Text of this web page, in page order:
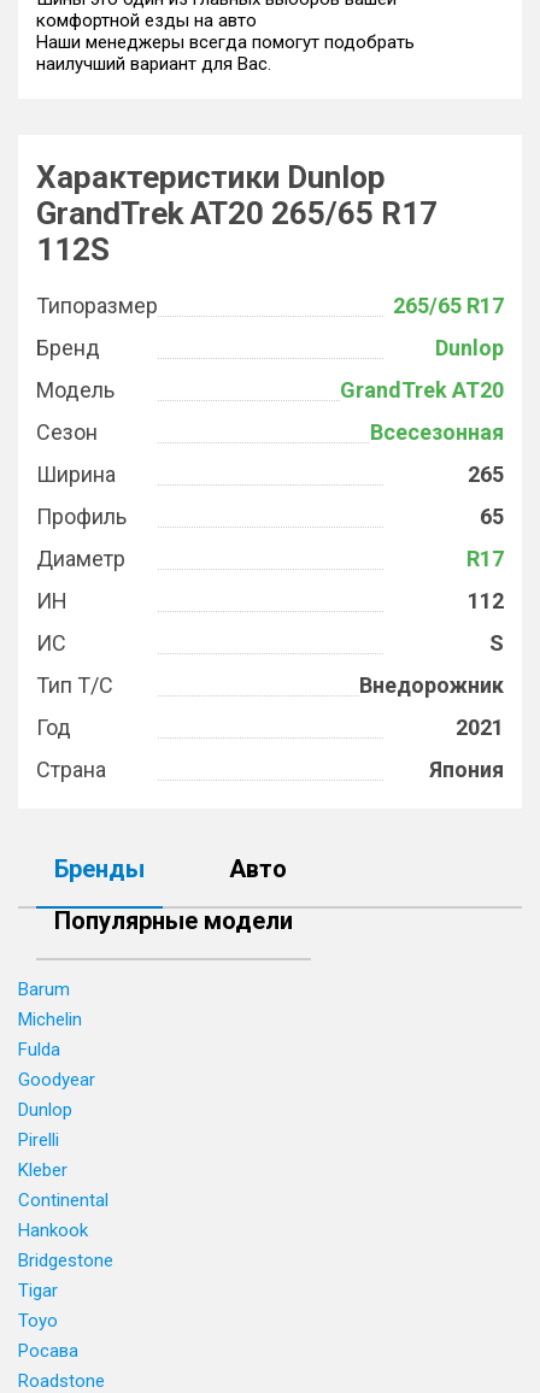
комфортной езды на авто
Наши менеджеры всегда помогут подобрать
наилучший вариант для Вас.
Характеристики Dunlop
GrandTrek AT20 265/65 R17
112S
Типоразмер
265/65 R17
Бренд
Dunlop
Модель
GrandTrek AT20
Сезон
Всесезонная
Ширина
265
Профиль
65
Диаметр
R17
ИН
112
ИС
S
Тип Т/С
Внедорожник
Год
2021
Страна
Япония
Бренды
Авто
Популярные модели
Barum
Michelin
Fulda
Goodyear
Dunlop
Pirelli
Kleber
Continental
Hankook
Bridgestone
Tigar
Toyo
Росава
Roadstone